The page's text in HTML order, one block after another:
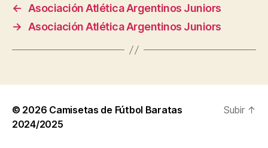
←
Asociación Atlética Argentinos Juniors
→
Asociación Atlética Argentinos Juniors
© 2026 Camisetas de Fútbol Baratas
2024/2025
Subir ↑